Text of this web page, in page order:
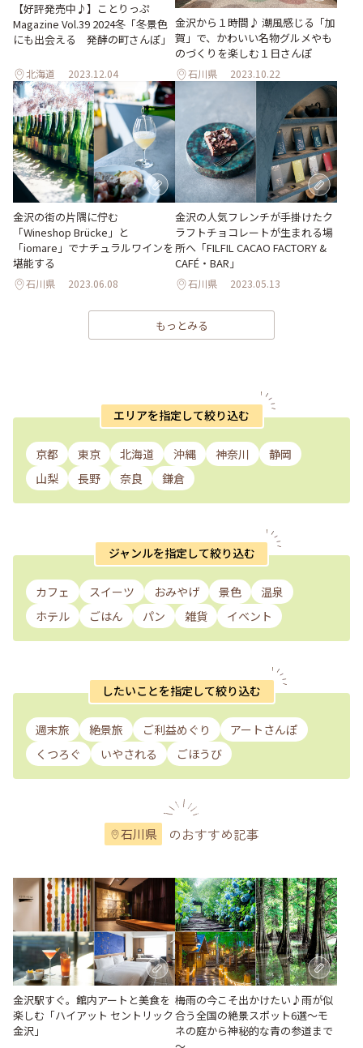
【好評発売中♪】ことりっぷ
Magazine Vol.39 2024冬「冬景色
にも出会える 発酵の町さんぽ」
北海道 2023.12.04
金沢から１時間♪ 潮風感じる「加
賀」で、かわいい名物グルメやも
のづくりを楽しむ１日さんぽ
石川県 2023.10.22
金沢の街の片隅に佇む
「Wineshop Brücke」と
「iomare」でナチュラルワインを
堪能する
石川県 2023.06.08
金沢の人気フレンチが手掛けたク
ラフトチョコレートが生まれる場
所へ「FILFIL CACAO FACTORY &
CAFÉ・BAR」
石川県 2023.05.13
もっとみる
エリアを指定して絞り込む
京都 東京 北海道 沖縄 神奈川
静岡
山梨
長野 奈良 鎌倉
ジャンルを指定して絞り込む
カフェ スイーツ おみやげ 景色
温泉
ホテル
ごはん パン 雑貨 イベント
したいことを指定して絞り込む
週末旅 絶景旅 ご利益めぐり
アートさんぽ
くつろぐ
いやされる ごほうび
石川県 のおすすめ記事
金沢駅すぐ。館内アートと美食を
楽しむ「ハイアット セントリック
金沢」
梅雨の今こそ出かけたい♪雨が似
合う全国の絶景スポット6選～モ
ネの庭から神秘的な青の参道まで